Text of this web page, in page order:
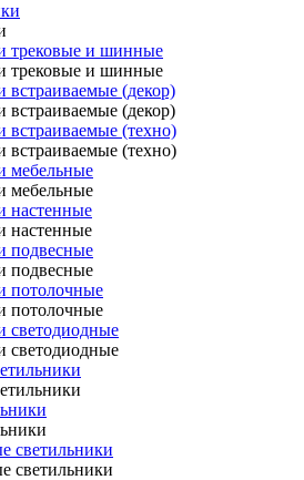
трековые и шинные
трековые и шинные
встраиваемые (декор)
встраиваемые (декор)
встраиваемые (техно)
встраиваемые (техно)
мебельные
мебельные
настенные
настенные
подвесные
подвесные
потолочные
потолочные
светодиодные
светодиодные
светильники
светильники